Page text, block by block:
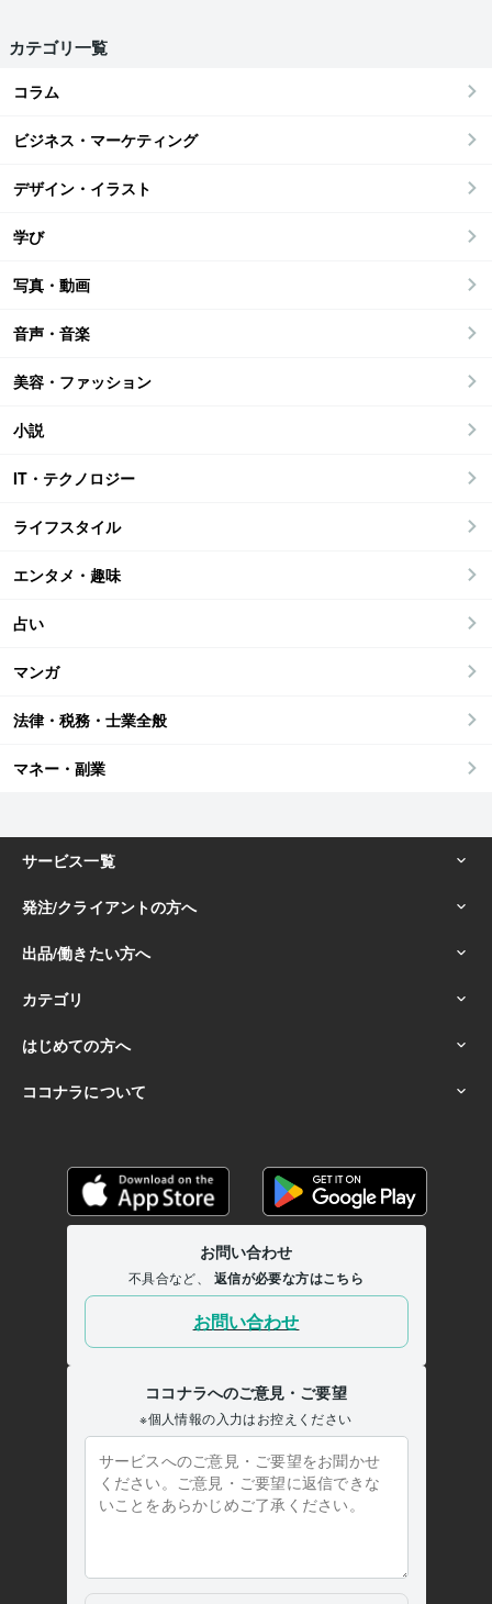
カテゴリ一覧
コラム
ビジネス・マーケティング
デザイン・イラスト
学び
写真・動画
音声・音楽
美容・ファッション
小説
IT・テクノロジー
ライフスタイル
エンタメ・趣味
占い
マンガ
法律・税務・士業全般
マネー・副業